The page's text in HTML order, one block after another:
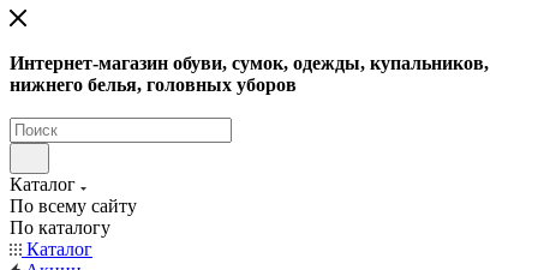
Интернет-магазин обуви, сумок, одежды, купальников,
нижнего белья, головных уборов
Каталог
По всему сайту
По каталогу
Каталог